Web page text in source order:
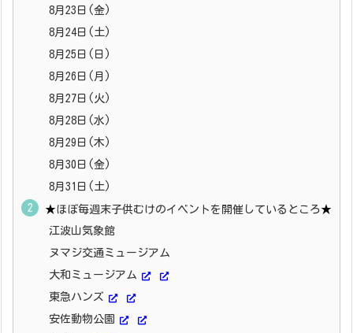
8月23日(金)
8月24日(土)
8月25日(日)
8月26日(月)
8月27日(火)
8月28日(水)
8月29日(木)
8月30日(金)
8月31日(土)
★ほぼ毎週末子供むけのイベントを開催しているところ★
江波山気象館
ヌマジ交通ミュージアム
大和ミュージアム
東急ハンズ
安佐動物公園